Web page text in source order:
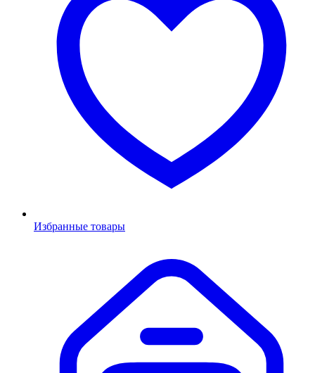
Избранные товары